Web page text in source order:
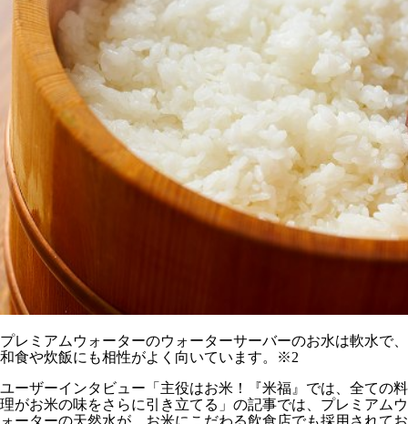
プレミアムウォーターのウォーターサーバーのお水は軟水で、
和食や炊飯にも相性がよく向いています。※2
ユーザーインタビュー「主役はお米！『米福』では、全ての料
理がお米の味をさらに引き立てる」の記事では、プレミアムウ
ォーターの天然水が、お米にこだわる飲食店でも採用されてお